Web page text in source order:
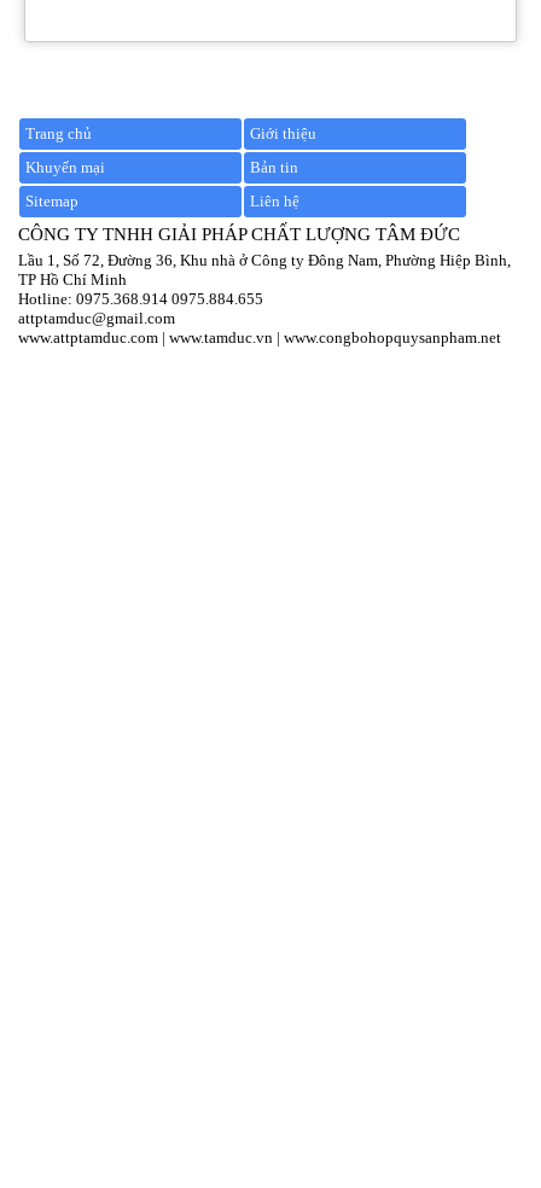
Trang chủ
Giới thiệu
Khuyến mại
Bản tin
Sitemap
Liên hệ
CÔNG TY TNHH GIẢI PHÁP CHẤT LƯỢNG TÂM ĐỨC
Lầu 1, Số 72, Đường 36, Khu nhà ở Công ty Đông Nam, Phường Hiệp Bình,
TP Hồ Chí Minh
Hotline: 0975.368.914 0975.884.655
attptamduc@gmail.com
www.attptamduc.com | www.tamduc.vn | www.congbohopquysanpham.net